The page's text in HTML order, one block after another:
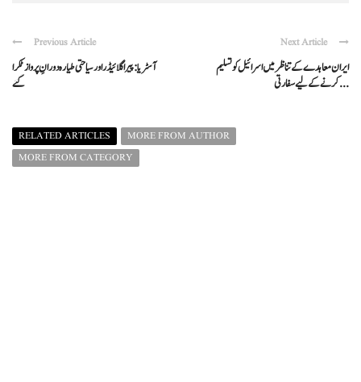
Previous Article
آسٹریا: پیراگلائیڈر اور سیاحتی طیارہ دورانِ پرواز ٹکرا
گئے
Next Article
ایران معاہدے کے تناظر میں اسرائیل کو تسلیم
کرنے کے لیے سفارتی ...
RELATED ARTICLES
MORE FROM AUTHOR
MORE FROM CATEGORY